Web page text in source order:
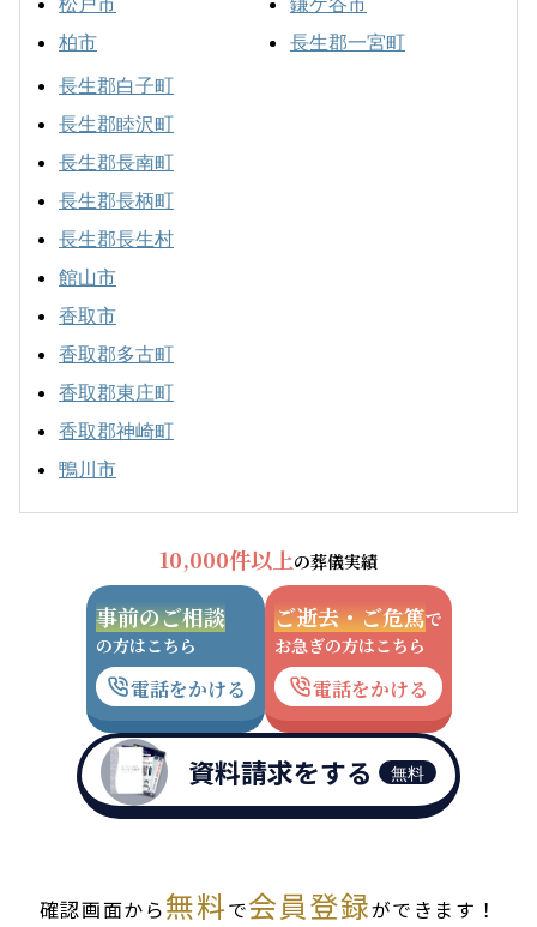
柏市
長生郡一宮町
長生郡白子町
長生郡睦沢町
長生郡長南町
長生郡長柄町
長生郡長生村
館山市
香取市
香取郡多古町
香取郡東庄町
香取郡神崎町
鴨川市
10,000件以上の葬儀実績
事前のご相談
の方はこちら
電話をかける
ご逝去・ご危篤で
お急ぎの方はこちら
電話をかける
資料請求をする 無料
確認画面から無料で会員登録ができます！